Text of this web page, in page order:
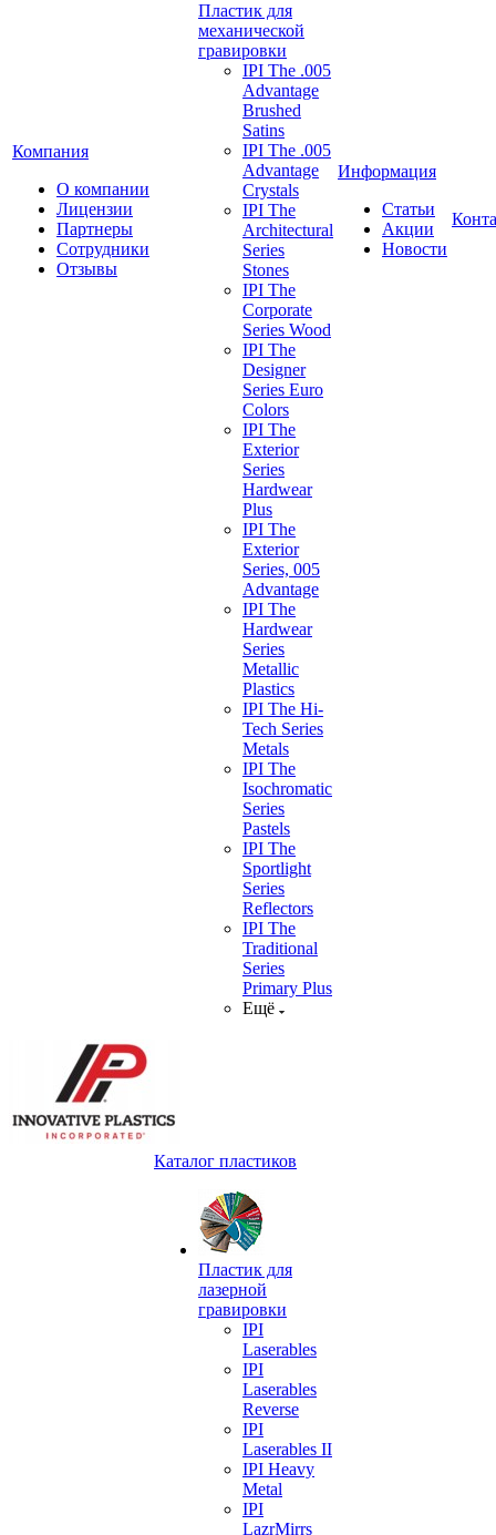
Компания
О компании
Лицензии
Партнеры
Сотрудники
Отзывы
Пластик для
механической
гравировки
IPI The .005
Advantage
Brushed
Satins
IPI The .005
Advantage
Crystals
IPI The
Architectural
Series
Stones
IPI The
Corporate
Series Wood
IPI The
Designer
Series Euro
Colors
IPI The
Exterior
Series
Hardwear
Plus
IPI The
Exterior
Series, 005
Advantage
IPI The
Hardwear
Series
Metallic
Plastics
IPI The Hi-
Tech Series
Metals
IPI The
Isochromatic
Series
Pastels
IPI The
Sportlight
Series
Reflectors
IPI The
Traditional
Series
Primary Plus
Ещё
Информация
Статьи
Акции
Новости
Каталог пластиков
Пластик для
лазерной
гравировки
IPI
Laserables
IPI
Laserables
Reverse
IPI
Laserables II
IPI Heavy
Metal
IPI
LazrMirrs